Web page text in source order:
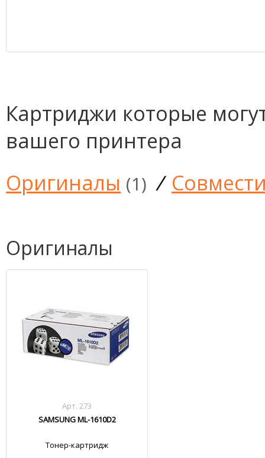
Картриджи которые
вашего принтера
Оригиналы (1) /
Оригиналы
Арт. 273
SAMSUNG ML-1610D2
Тонер-картридж